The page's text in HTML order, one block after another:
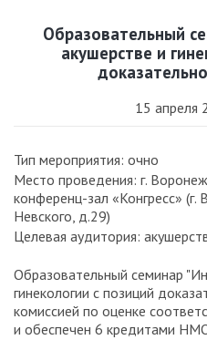
Образовательный
акушерстве и
15 апреля
Тип мероприятия: очно
Место проведения: г.
конференц-зал «Конгресс»
Невского, д.29)
Целевая аудитория:
Образовательный семинар
гинекологии с позиций
комиссией по оценке
и обеспечен 6 кредитами